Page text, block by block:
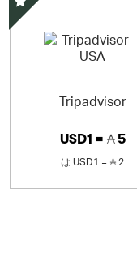
Tripadvisor
USD1 = 5
は USD1 = 2
スペシャルオファー